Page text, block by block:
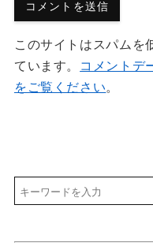
このサイトはスパム
ています。 コメントデ
をご覧ください。